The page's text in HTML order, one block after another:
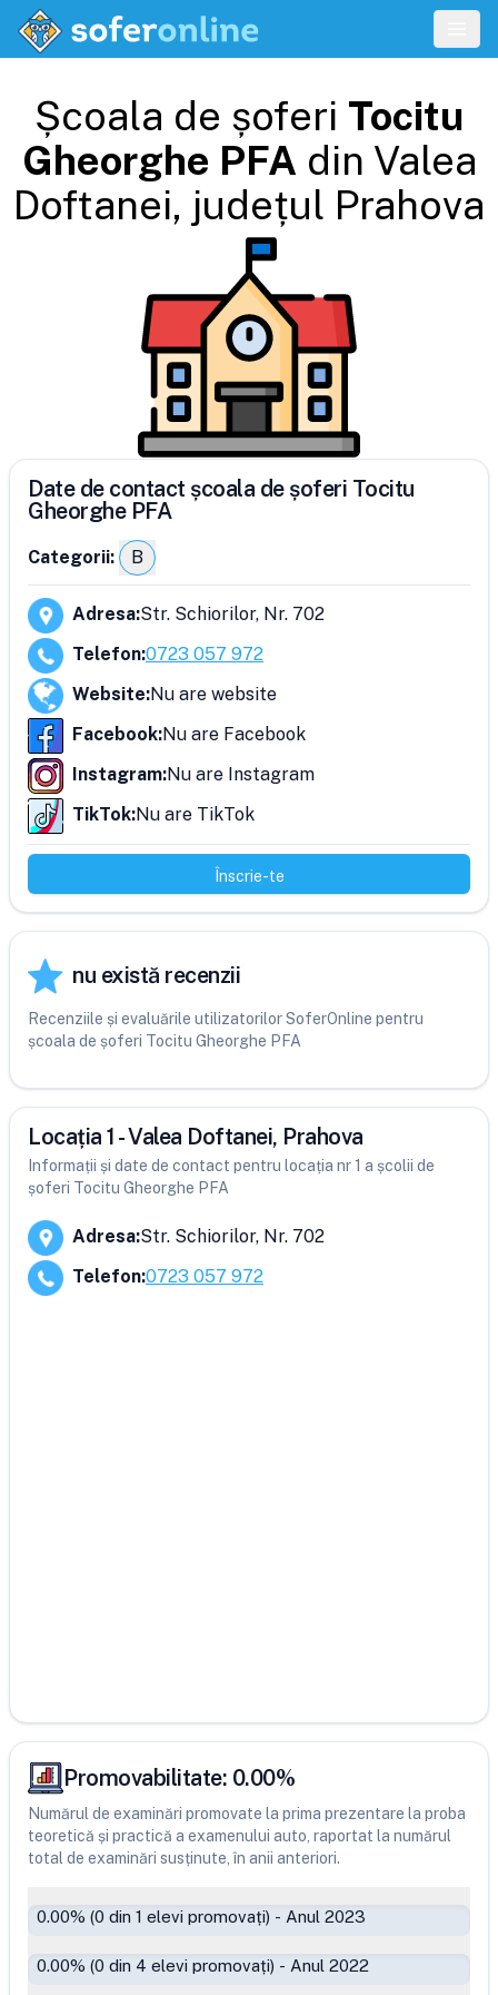
Școala de șoferi Tocitu
Gheorghe PFA din Valea
Doftanei, județul Prahova
Date de contact școala de șoferi Tocitu
Gheorghe PFA
Categorii: B
Adresa:Str. Schiorilor, Nr. 702
Telefon:0723 057 972
Website:Nu are website
Facebook:Nu are Facebook
Instagram:Nu are Instagram
TikTok:Nu are TikTok
Înscrie-te
nu există recenzii
Recenziile și evaluările utilizatorilor SoferOnline pentru
școala de șoferi Tocitu Gheorghe PFA
Locația 1 - Valea Doftanei, Prahova
Informații și date de contact pentru locația nr 1 a școlii de
șoferi Tocitu Gheorghe PFA
Adresa:Str. Schiorilor, Nr. 702
Telefon:0723 057 972
Promovabilitate: 0.00%
Numărul de examinări promovate la prima prezentare la proba
teoretică și practică a examenului auto, raportat la numărul
total de examinări susținute, în anii anteriori.
0.00% (0 din 1 elevi promovați) - Anul 2023
0.00% (0 din 4 elevi promovați) - Anul 2022